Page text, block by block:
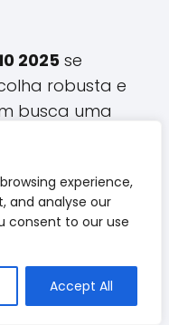
experience,
and analyse our
consent to our use
Accept All
2025 se
robusta e
busca uma
isso, ela não
do
de